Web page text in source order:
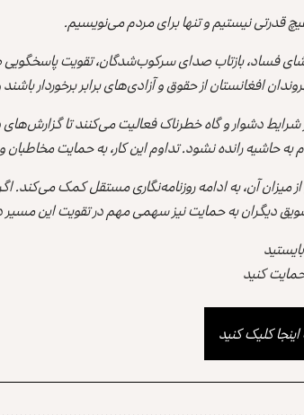
قدرتی نیستیم و تنها برای مردم می‌نویسیم.
فساد، بازتاب صدای سرکوب‌شدگان، تقویت
افغانستان از حقوق و آزادی‌های برابر برخوردار
شرایط دشوار و گاه خطرناک فعالیت می‌کنند تا
به حاشیه رانده نشود. تداوم این کار، به حمایت
میزان آن، به ادامه روزنامه‌نگاری مستقل کمک می‌کند.
دیگران به حمایت نیز سهمی مهم در تقویت این مسیر
کنید
کلیک کنید